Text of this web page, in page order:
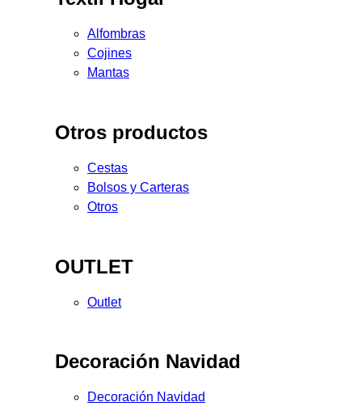
Alfombras
Cojines
Mantas
Otros productos
Cestas
Bolsos y Carteras
Otros
OUTLET
Outlet
Decoración Navidad
Decoración Navidad